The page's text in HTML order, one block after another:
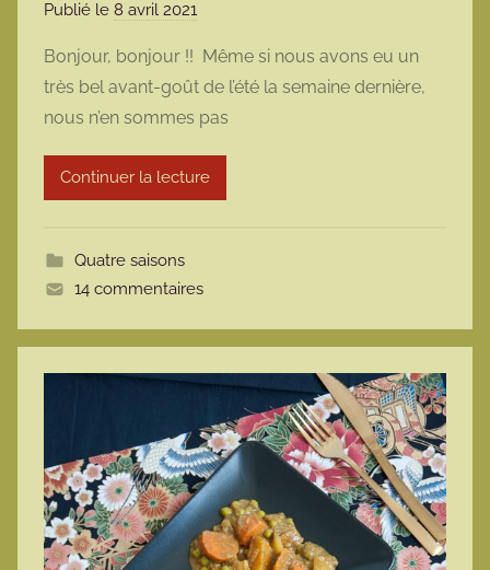
Publié le 8 avril 2021
m
a
r
m
e
Bonjour, bonjour !! Même si nous avons eu un
très bel avant-goût de l’été la semaine dernière,
nous n’en sommes pas
Continuer la lecture
Quatre saisons
14 commentaires